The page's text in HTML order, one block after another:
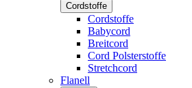
Cordstoffe
Cordstoffe
Babycord
Breitcord
Cord Polsterstoffe
Stretchcord
Flanell